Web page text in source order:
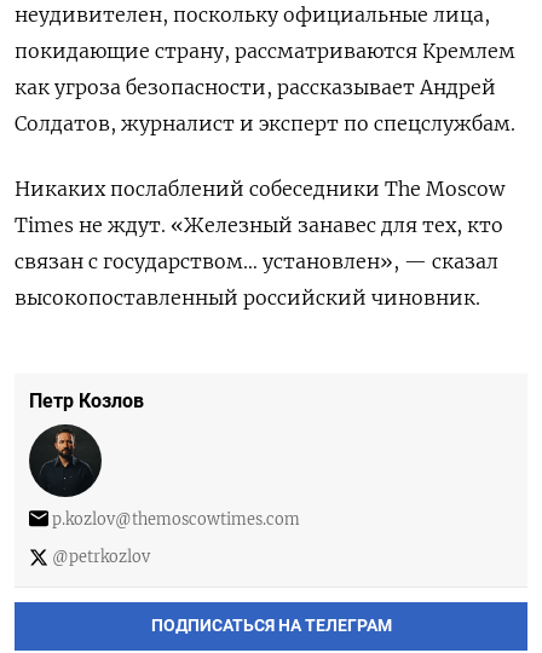
неудивителен, поскольку официальные лица,
покидающие страну, рассматриваются Кремлем
как угроза безопасности, рассказывает Андрей
Солдатов, журналист и эксперт по спецслужбам.
Никаких послаблений собеседники The Moscow
Times не ждут. «Железный занавес для тех, кто
связан с государством… установлен», — сказал
высокопоставленный российский чиновник.
Петр Козлов
p.kozlov@themoscowtimes.com
@petrkozlov
ПОДПИСАТЬСЯ НА ТЕЛЕГРАМ